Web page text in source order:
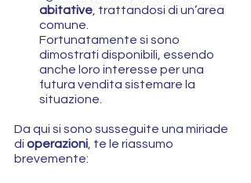
abitative , trattandosi di un’area
comune.
Fortunatamente si sono
dimostrati disponibili, essendo
anche loro interesse per una
futura vendita sistemare la
situazione.
Da qui si sono susseguite una miriade
di operazioni , te le riassumo
brevemente: